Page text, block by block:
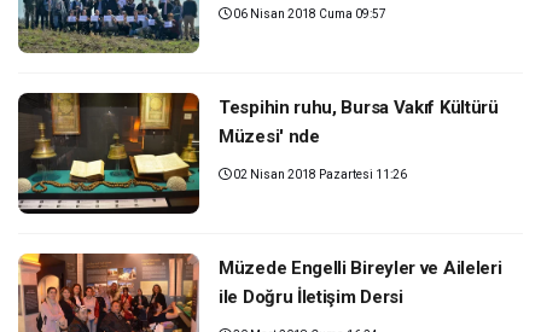
06 Nisan 2018 Cuma 09:57
Tespihin ruhu, Bursa Vakıf Kültürü
Müzesi' nde
02 Nisan 2018 Pazartesi 11:26
Müzede Engelli Bireyler ve Aileleri
ile Doğru İletişim Dersi